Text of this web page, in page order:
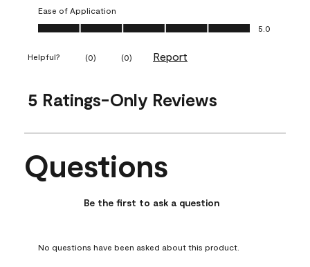
Ease of Application
Ease of Application, 5.0 out of 5
5.0
Helpful? (0) (0) Report
5 Ratings-Only Reviews
No questions have been asked about this product.
Questions
Be the first to ask a question
No questions have been asked about this product.